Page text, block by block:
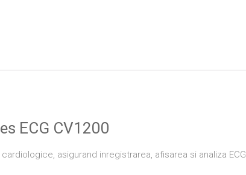
ECG CV1200
asigurand inregistrarea, afisarea si analiza ECG